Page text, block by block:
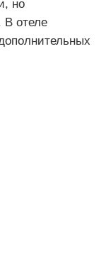
но
В отеле